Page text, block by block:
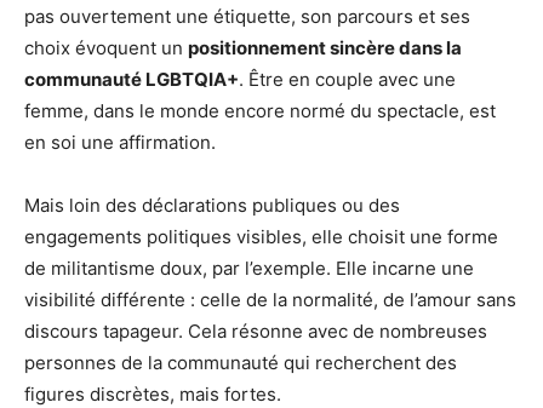
pas ouvertement une étiquette, son parcours et ses
choix évoquent un positionnement sincère dans la
communauté LGBTQIA+. Être en couple avec une
femme, dans le monde encore normé du spectacle, est
en soi une affirmation.
Mais loin des déclarations publiques ou des
engagements politiques visibles, elle choisit une forme
de militantisme doux, par l’exemple. Elle incarne une
visibilité différente : celle de la normalité, de l’amour sans
discours tapageur. Cela résonne avec de nombreuses
personnes de la communauté qui recherchent des
figures discrètes, mais fortes.